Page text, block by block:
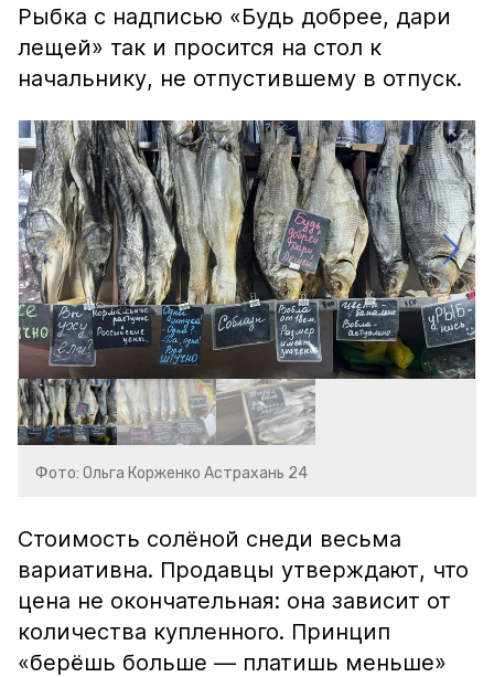
Рыбка с надписью «Будь добрее, дари
лещей» так и просится на стол к
начальнику, не отпустившему в отпуск.
Фото: Ольга Корженко Астрахань 24
Стоимость солёной снеди весьма
вариативна. Продавцы утверждают, что
цена не окончательная: она зависит от
количества купленного. Принцип
«берёшь больше — платишь меньше»